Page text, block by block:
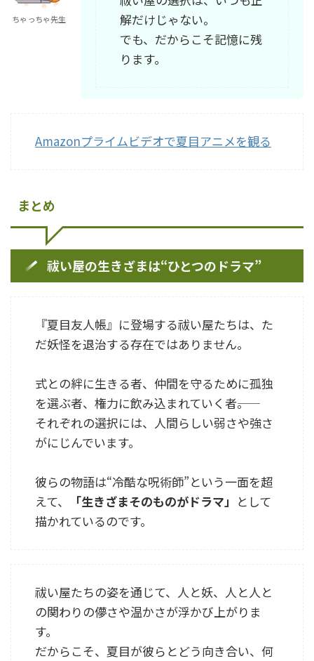
ちゃっちゃ先生
解だけじゃない。
でも、だからこそ記憶に残
ります。
Amazonプライムビデオで夏目アニメを観る
まとめ
祓い屋の生きざまは“ひとつのドラマ”
『夏目友人帳』に登場する祓い屋たちは、た
だ妖怪を退治する存在ではありません。
式との絆に生きる者、仲間を守るために孤独
を選ぶ者、権力に飲み込まれていく者――。
それぞれの選択には、人間らしい弱さや強さ
がにじんでいます。
彼らの物語は“冷酷な呪術師”という一面を超
えて、
「生きざまそのものがドラマ」 として
描かれているのです。
祓い屋たちの姿を通じて、人と妖、人と人と
の関わりの儚さや温かさが浮かび上がりま
す。
だからこそ、夏目が彼らとどう向き合い、何